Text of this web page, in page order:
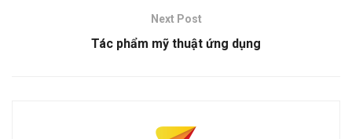
Next Post
Tác phẩm mỹ thuật ứng dụng